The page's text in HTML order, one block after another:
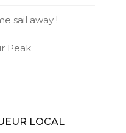
sail away !
Peak
LOCAL